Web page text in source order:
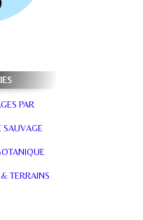
PAR
SAUVAGE
TERRAINS